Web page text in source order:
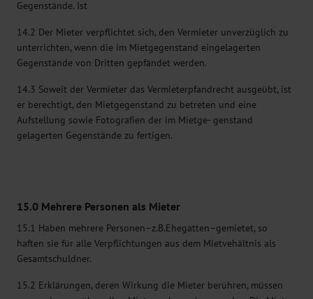
Gegenstände. Ist
14.2 Der Mieter verpflichtet sich, den Vermieter unverzüglich zu
unterrichten, wenn die im Mietgegenstand eingelagerten
Gegenstände von Dritten gepfändet werden.
14.3 Soweit der Vermieter das Vermieterpfandrecht ausgeübt, ist
er berechtigt, den Mietgegenstand zu betreten und eine
Aufstellung sowie Fotografien der im Mietge- genstand
gelagerten Gegenstände zu fertigen.
15.0 Mehrere Personen als Mieter
15.1 Haben mehrere Personen–z.B.Ehegatten–gemietet, so
haften sie für alle Verpflichtungen aus dem Mietvehältnis als
Gesamtschuldner.
15.2 Erklärungen, deren Wirkung die Mieter berühren, müssen